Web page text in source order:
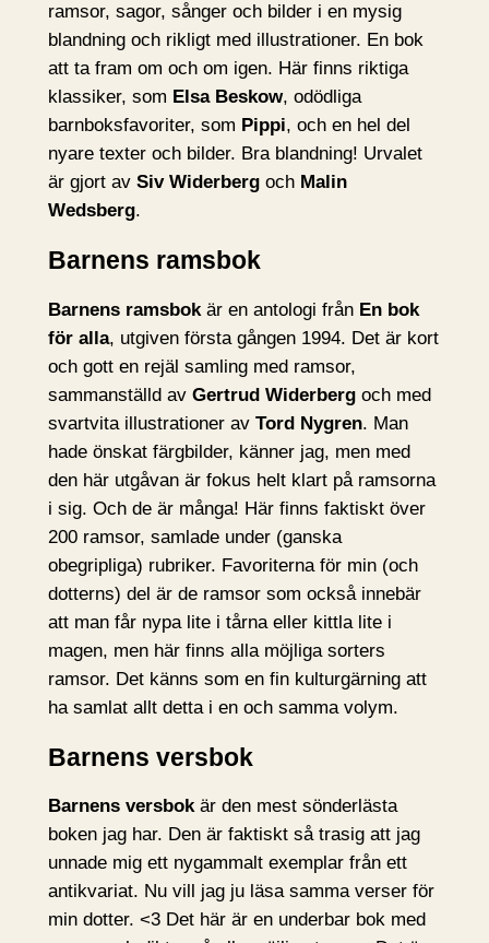
ramsor, sagor, sånger och bilder i en mysig
blandning och rikligt med illustrationer. En bok
att ta fram om och om igen. Här finns riktiga
klassiker, som Elsa Beskow, odödliga
barnboksfavoriter, som Pippi, och en hel del
nyare texter och bilder. Bra blandning! Urvalet
är gjort av Siv Widerbergoch Malin
Wedsberg.
Barnens ramsbok
Barnens ramsbokär en antologi från En bok
för alla, utgiven första gången 1994. Det är kort
och gott en rejäl samling med ramsor,
sammanställd av Gertrud Widerbergoch med
svartvita illustrationer av Tord Nygren. Man
hade önskat färgbilder, känner jag, men med
den här utgåvan är fokus helt klart på ramsorna
i sig. Och de är många! Här finns faktiskt över
200 ramsor, samlade under (ganska
obegripliga) rubriker. Favoriterna för min (och
dotterns) del är de ramsor som också innebär
att man får nypa lite i tårna eller kittla lite i
magen, men här finns alla möjliga sorters
ramsor. Det känns som en fin kulturgärning att
ha samlat allt detta i en och samma volym.
Barnens versbok
Barnens versbokär den mest sönderlästa
boken jag har. Den är faktiskt så trasig att jag
unnade mig ett nygammalt exemplar från ett
antikvariat. Nu vill jag ju läsa samma verser för
min dotter. <3 Det här är en underbar bok med